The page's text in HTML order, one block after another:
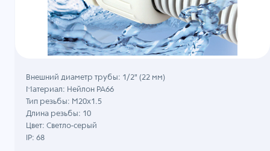
Внешний диаметр трубы: 1/2" (22 мм)
Материал: Нейлон PA66
Тип резьбы: M20x1.5
Длина резьбы: 10
Цвет: Светло-серый
IP: 68